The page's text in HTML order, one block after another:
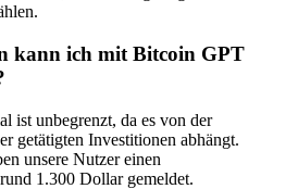
kann ich mit Bitcoin GPT
ist unbegrenzt, da es von der
getätigten Investitionen abhängt.
unsere Nutzer einen
1.300 Dollar gemeldet.